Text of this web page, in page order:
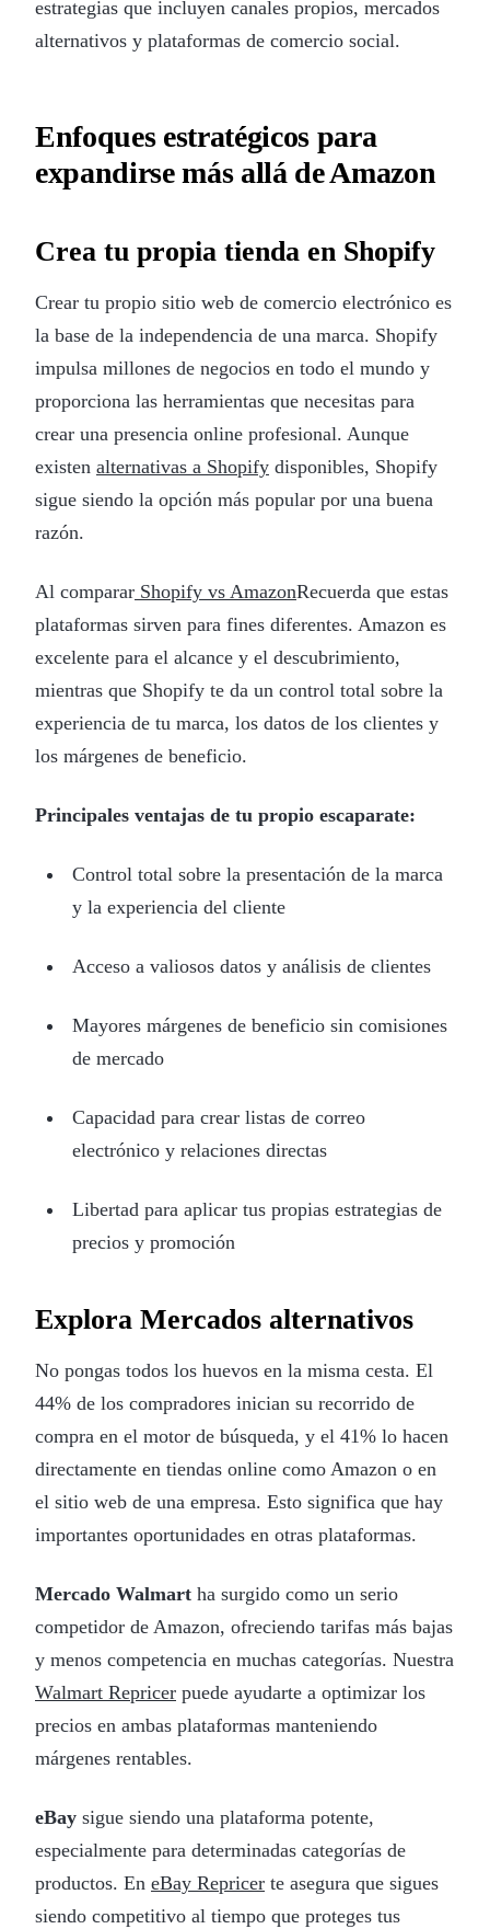
estrategias que incluyen canales propios, mercados
alternativos y plataformas de comercio social.
Enfoques estratégicos para
expandirse más allá de Amazon
Crea tu propia tienda en Shopify
Crear tu propio sitio web de comercio electrónico es
la base de la independencia de una marca. Shopify
impulsa millones de negocios en todo el mundo y
proporciona las herramientas que necesitas para
crear una presencia online profesional. Aunque
existen alternativas a Shopify disponibles, Shopify
sigue siendo la opción más popular por una buena
razón.
Al comparar Shopify vs AmazonRecuerda que estas
plataformas sirven para fines diferentes. Amazon es
excelente para el alcance y el descubrimiento,
mientras que Shopify te da un control total sobre la
experiencia de tu marca, los datos de los clientes y
los márgenes de beneficio.
Principales ventajas de tu propio escaparate:
Control total sobre la presentación de la marca
y la experiencia del cliente
Acceso a valiosos datos y análisis de clientes
Mayores márgenes de beneficio sin comisiones
de mercado
Capacidad para crear listas de correo
electrónico y relaciones directas
Libertad para aplicar tus propias estrategias de
precios y promoción
Explora Mercados alternativos
No pongas todos los huevos en la misma cesta. El
44% de los compradores inician su recorrido de
compra en el motor de búsqueda, y el 41% lo hacen
directamente en tiendas online como Amazon o en
el sitio web de una empresa. Esto significa que hay
importantes oportunidades en otras plataformas.
Mercado Walmart ha surgido como un serio
competidor de Amazon, ofreciendo tarifas más bajas
y menos competencia en muchas categorías. Nuestra
Walmart Repricer puede ayudarte a optimizar los
precios en ambas plataformas manteniendo
márgenes rentables.
eBay sigue siendo una plataforma potente,
especialmente para determinadas categorías de
productos. En eBay Repricer te asegura que sigues
siendo competitivo al tiempo que proteges tus